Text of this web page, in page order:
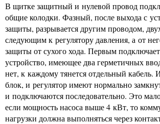
В щитке защитный и нулевой провод
общие колодки. Фазный, после выхода с
защиты, разрывается другим проводом,
следующим к регулятору давления, а от
защиты от сухого хода. Первым
устройство, имеющее два герметичных
нет, к каждому тянется отдельный
блок, и регулятор имеют нормально
и подключаются последовательно. Это
если мощность насоса выше 4 кВт, то
нагрузки должна выполняться через